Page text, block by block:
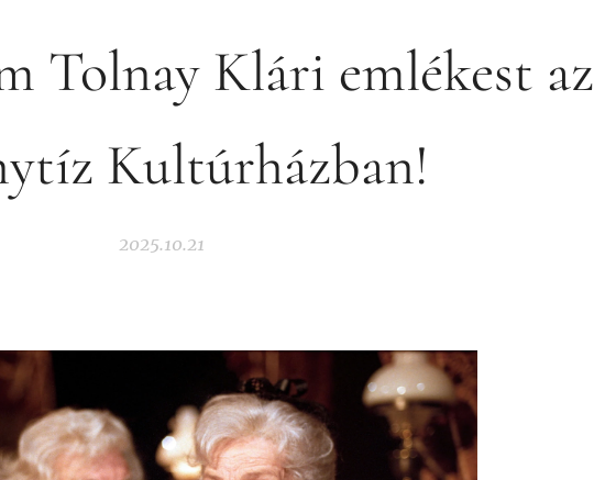
Tolnay Klári emlékest az
Kultúrházban!
2025.10.21